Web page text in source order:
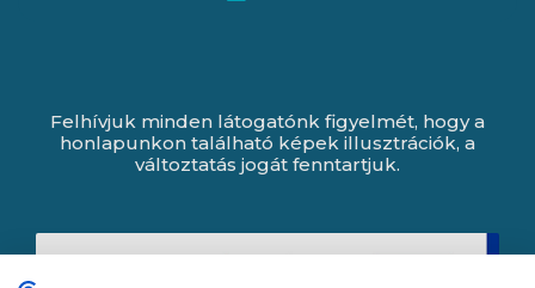
Felhívjuk minden látogatónk figyelmét, hogy a
honlapunkon található képek illusztrációk, a
változtatás jogát fenntartjuk.